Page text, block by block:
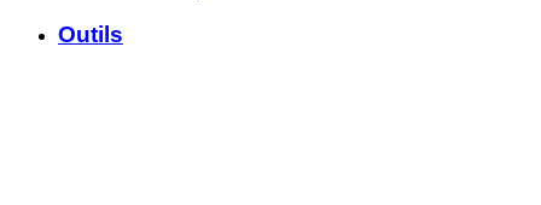
Outils